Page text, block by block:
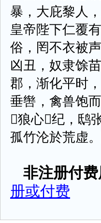
暴，大庇黎人
皇帝陛下仁覆
俗，罔不衣被
凶丑，奴隶馀
郡，渐化平时
垂辔，禽兽饱
狼心纪，鸱
孤竹沦於荒虚
非注册付费
册或付费